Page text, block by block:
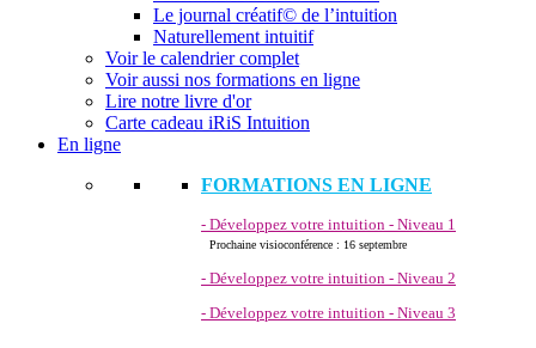
Le journal créatif© de l’intuition
Naturellement intuitif
Voir le calendrier complet
Voir aussi nos formations en ligne
Lire notre livre d'or
Carte cadeau iRiS Intuition
En ligne
FORMATIONS EN LIGNE
- Développez votre intuition - Niveau 1
Prochaine visioconférence : 16 septembre
- Développez votre intuition - Niveau 2
- Développez votre intuition - Niveau 3